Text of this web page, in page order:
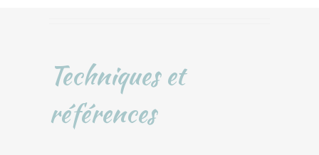
Techniques et
références